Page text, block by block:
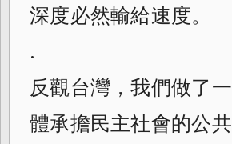
深度必然輸給速度。
.
反觀台灣，我們做了
體承擔民主社會的公